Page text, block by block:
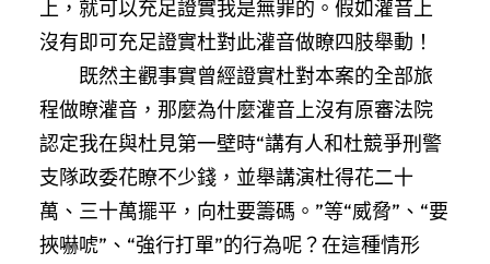
上，就可以充足證實我是無罪的。假如灌音上
沒有即可充足證實杜對此灌音做瞭四肢舉動！
既然主觀事實曾經證實杜對本案的全部旅
程做瞭灌音，那麼為什麼灌音上沒有原審法院
認定我在與杜見第一壁時“講有人和杜競爭刑警
支隊政委花瞭不少錢，並舉講演杜得花二十
萬、三十萬擺平，向杜要籌碼。”等“威脅”、“要
挾嚇唬”、“強行打單”的行為呢？在這種情形